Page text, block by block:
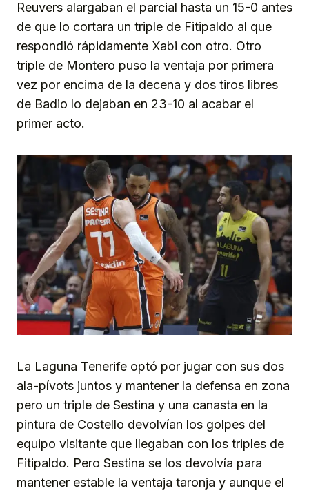
Reuvers alargaban el parcial hasta un 15-0 antes
de que lo cortara un triple de Fitipaldo al que
respondió rápidamente Xabi con otro. Otro
triple de Montero puso la ventaja por primera
vez por encima de la decena y dos tiros libres
de Badio lo dejaban en 23-10 al acabar el
primer acto.
La Laguna Tenerife optó por jugar con sus dos
ala-pívots juntos y mantener la defensa en zona
pero un triple de Sestina y una canasta en la
pintura de Costello devolvían los golpes del
equipo visitante que llegaban con los triples de
Fitipaldo. Pero Sestina se los devolvía para
mantener estable la ventaja taronja y aunque el